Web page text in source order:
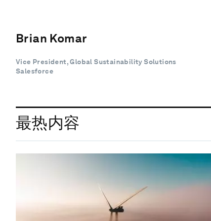
Brian Komar
Vice President, Global Sustainability Solutions
Salesforce
最热内容